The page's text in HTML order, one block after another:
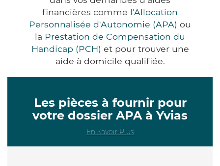
financières comme l'Allocation
Personnalisée d'Autonomie (APA) ou
la Prestation de Compensation du
Handicap (PCH) et pour trouver une
aide à domicile qualifiée.
Les pièces à fournir pour
votre dossier APA à Yvias
En Savoir Plus